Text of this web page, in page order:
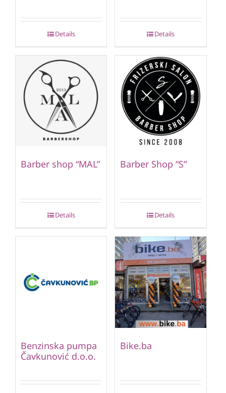
Details Details
Barber shop “MAL”
Details
Barber Shop “S”
Details
Benzinska pumpa
Čavkunović d.o.o.
Bike.ba